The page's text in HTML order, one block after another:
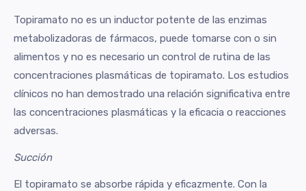
Topiramato no es un inductor potente de las enzimas
metabolizadoras de fármacos, puede tomarse con o sin
alimentos y no es necesario un control de rutina de las
concentraciones plasmáticas de topiramato. Los estudios
clínicos no han demostrado una relación significativa entre
las concentraciones plasmáticas y la eficacia o reacciones
adversas.
Succión
El topiramato se absorbe rápida y eficazmente. Con la